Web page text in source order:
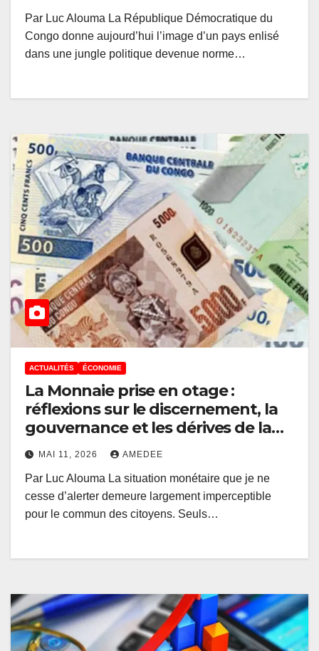
Par Luc Alouma La République Démocratique du
Congo donne aujourd’hui l’image d’un pays enlisé
dans une jungle politique devenue norme…
ACTUALITÉS ÉCONOMIE
La Monnaie prise en otage :
réflexions sur le discernement, la
gouvernance et les dérives de la
politique monétaire en RDC
MAI 11, 2026 AMEDEE
Par Luc Alouma La situation monétaire que je ne
cesse d’alerter demeure largement imperceptible
pour le commun des citoyens. Seuls…